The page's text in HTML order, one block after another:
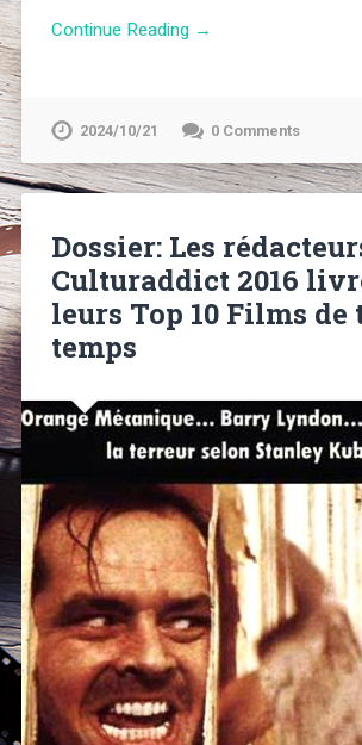
Continue Reading →
2024/10/21 0 Comments
Dossier: Les
Culturaddict 2016
leurs Top 10 Films de
temps